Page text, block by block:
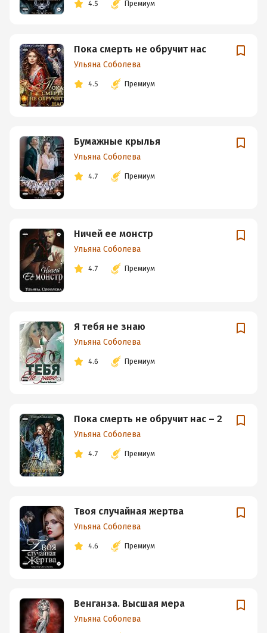
4.5 Премиум
Пока смерть не обручит нас
Ульяна Соболева
4.5 Премиум
Бумажные крылья
Ульяна Соболева
4.7 Премиум
Ничей ее монстр
Ульяна Соболева
4.7 Премиум
Я тебя не знаю
Ульяна Соболева
4.6 Премиум
Пока смерть не обручит нас – 2
Ульяна Соболева
4.7 Премиум
Твоя случайная жертва
Ульяна Соболева
4.6 Премиум
Венганза. Высшая мера
Ульяна Соболева